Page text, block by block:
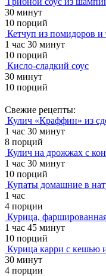
30 минут
10 порций
Кетчуп из помидоров
1 час 30 минут
10 порций
Кисло-сладкий соус
30 минут
10 порций
Свежие рецепты:
Кулич «Краффин» из
1 час 30 минут
8 порций
Кулич на дрожжах с
1 час 30 минут
10 порций
Купаты домашние в
1 час
4 порции
Курица,
1 час 45 минут
10 порций
Курица карри с кешью
30 минут
4 порции